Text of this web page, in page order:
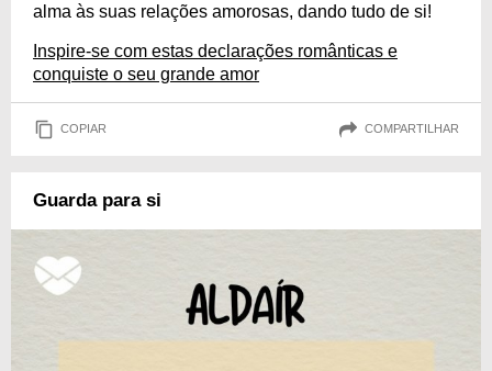
alma às suas relações amorosas, dando tudo de si!
Inspire-se com estas declarações românticas e
conquiste o seu grande amor
COPIAR COMPARTILHAR
Guarda para si